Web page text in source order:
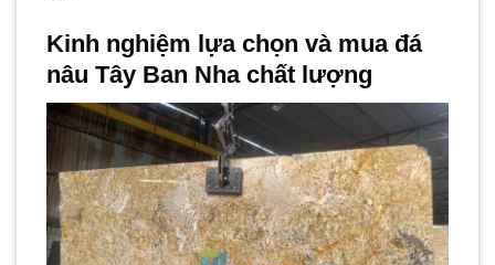
Kinh nghiệm lựa chọn và mua đá
nâu Tây Ban Nha chất lượng